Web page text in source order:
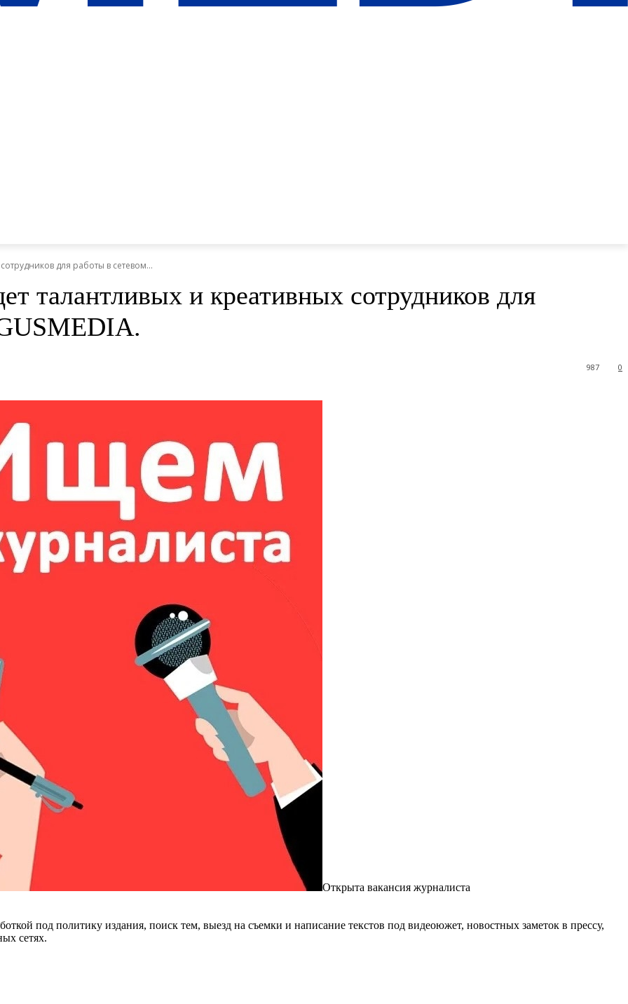
для работы в сетевом...
и креативных сотрудников для
0
987
Открыта вакансия журналиста
под политику издания, поиск тем, выезд на съемки и написание текстов под видеоюжет, новостных заметок в прессу,
сетях.